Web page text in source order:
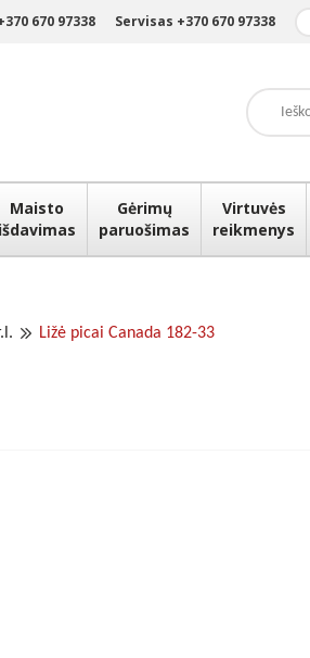
670 97338 Servisas +370 670 97338
Maisto
išdavimas
Gėrimų
paruošimas
Virtuvės
reikmenys
Ližė picai Canada 182-33